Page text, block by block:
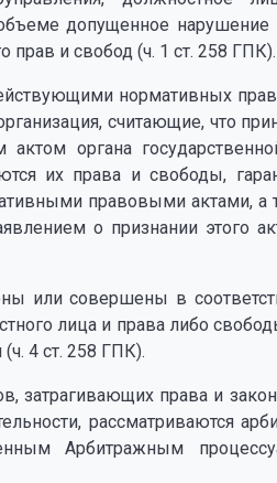
допущенное
прав и свобод (ч. 1 ст. 258 ГПК).
нормативных
считающие, что
органа
их права и свободы,
правовыми актами, а
о признании этого
или совершены в
лица и права либо
4 ст. 258 ГПК).
затрагивающих права и
рассматриваются
Арбитражным